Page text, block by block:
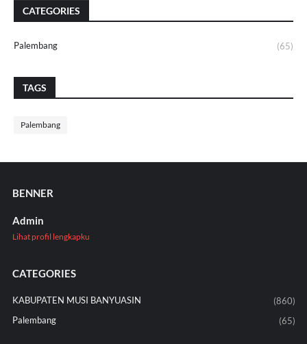
CATEGORIES
Palembang (65)
TAGS
Palembang
BENNER
Admin
Lihat profil lengkapku
CATEGORIES
KABUPATEN MUSI BANYUASIN
(860)
Palembang
(65)